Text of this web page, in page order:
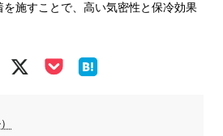
を施すことで、高い気密性と保冷効果